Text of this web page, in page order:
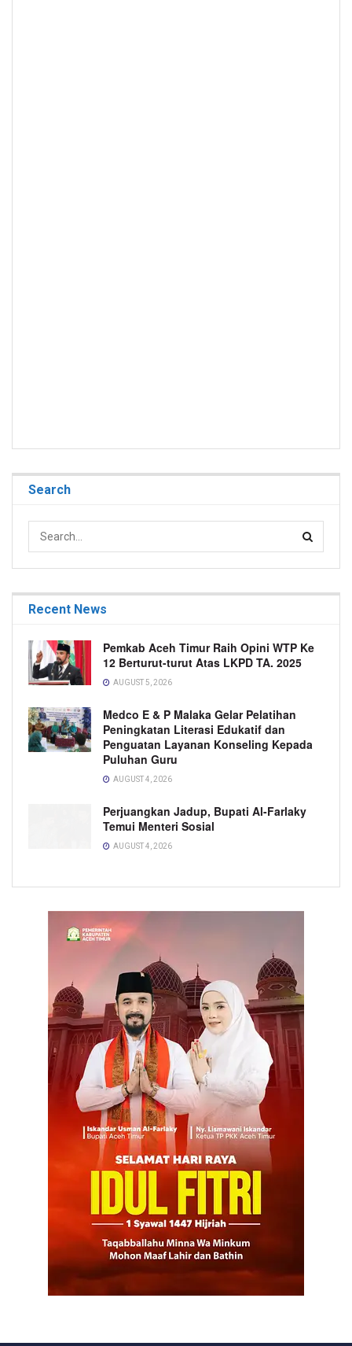
Search
Recent News
Pemkab Aceh Timur Raih Opini WTP Ke
12 Berturut-turut Atas LKPD TA. 2025
AUGUST 5, 2026
Medco E & P Malaka Gelar Pelatihan
Peningkatan Literasi Edukatif dan
Penguatan Layanan Konseling Kepada
Puluhan Guru
AUGUST 4, 2026
Perjuangkan Jadup, Bupati Al-Farlaky
Temui Menteri Sosial
AUGUST 4, 2026